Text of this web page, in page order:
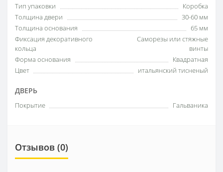
Тип упаковки
Коробка
Толщина двери
30-60 мм
Толщина основания
65 мм
Фиксация декоративного
кольца
Саморезы или стяжные
винты
Форма основания
Квадратная
Цвет
итальянский тисненый
ДВЕРЬ
Покрытие Гальваника
Отзывов (0)